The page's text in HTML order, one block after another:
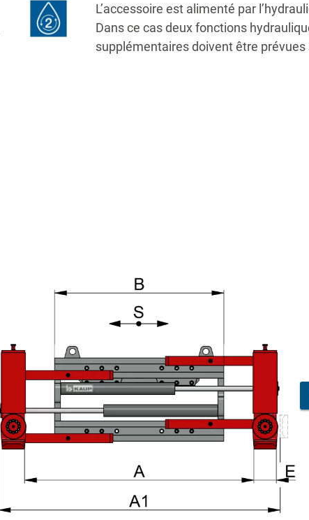
L’accessoire est alimenté par
Dans ce cas deux fonctions
supplémentaires doivent être prévues